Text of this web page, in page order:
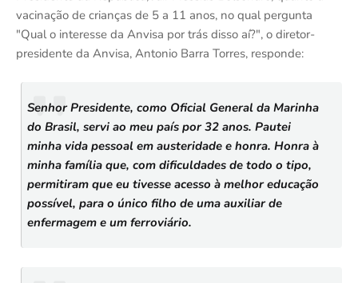
vacinação de crianças de 5 a 11 anos, no qual pergunta
"Qual o interesse da Anvisa por trás disso aí?", o diretor-
presidente da Anvisa, Antonio Barra Torres, responde:
Senhor Presidente, como Oficial General da Marinha
do Brasil, servi ao meu país por 32 anos. Pautei
minha vida pessoal em austeridade e honra. Honra à
minha família que, com dificuldades de todo o tipo,
permitiram que eu tivesse acesso à melhor educação
possível, para o único filho de uma auxiliar de
enfermagem e um ferroviário.